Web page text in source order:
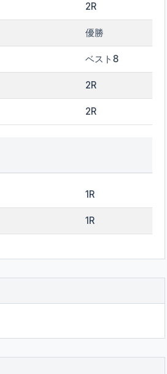
2R
優勝
ベスト8
2R
2R
1R
1R